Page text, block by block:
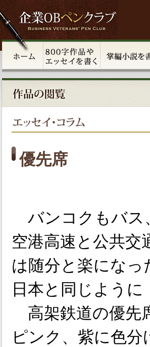
優先席
バンコクもバス
空港高速と公共交
は随分と楽にな
日本と同じよう
高架鉄道の優先
ピンク、紫に色